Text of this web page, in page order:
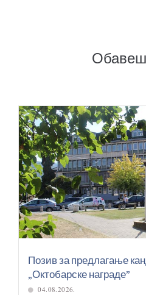
Позив за предлагање
„Октобарске награде”
04.08.2026.